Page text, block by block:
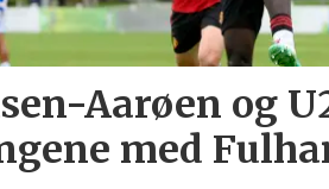
Aarøen og
med